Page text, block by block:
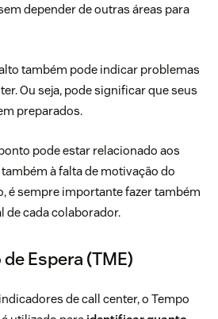
depender de outras áreas para
também pode indicar problemas
Ou seja, pode significar que seus
preparados.
pode estar relacionado aos
à falta de motivação do
é sempre importante fazer também
de cada colaborador.
Espera (TME)
de call center, o Tempo